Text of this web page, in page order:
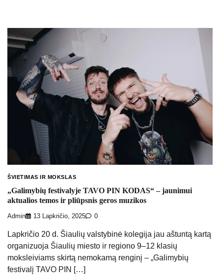
ŠVIETIMAS IR MOKSLAS
„Galimybių festivalyje TAVO PIN KODAS“ – jaunimui
aktualios temos ir pliūpsnis geros muzikos
Admin 13 Lapkričio, 2025 0
Lapkričio 20 d. Šiaulių valstybinė kolegija jau aštuntą kartą
organizuoja Šiaulių miesto ir regiono 9–12 klasių
moksleiviams skirtą nemokamą renginį – „Galimybių
festivalį TAVO PIN […]